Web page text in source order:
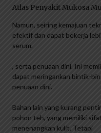
Atlas Penyakit Mukosa
Namun, seiring kemajuan
efektif dan dapat bekerja
serum.
, serta penuaan dini. Ini
dapat meringankan bintik-
penuaan dini.
Bahan lain yang kurang
pohon teh, yang memiliki
menenangkan kulit. Tetapi